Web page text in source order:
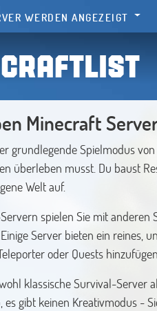
WERDEN ANGEZEIGT
CRAFTLIST
Minecraft
grundlegende Spielmodus
überleben musst. Du baust
Welt auf.
spielen Sie mit anderen
Server bieten ein reines,
oder Quests
klassische Survival-Server
es gibt keinen Kreativmodus -